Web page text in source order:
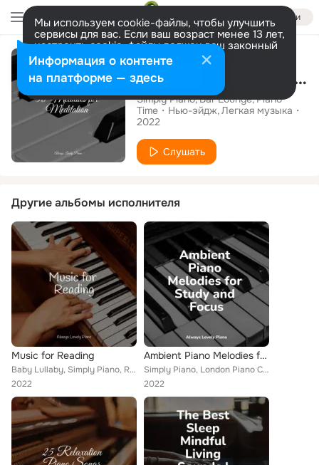
Войти
Мы используем cookie-файлы, чтобы улучшить
сервисы для вас. Если ваш возраст менее 13 лет,
настроить cookie-файлы должен ваш законный
представитель. Больше информации
Разрешить все Настроить 50 Melodies for Meditation
Simply Piano Bar Lounge Piano
Time
Нью-эйдж Легкая музыка
2022
Слушать
Другие альбомы исполнителя
Music for Reading
Baby Lullaby, Simply Piano, RPM (Relaxing Piano Music)
2022
Ambient Piano Melodies for Study and Focus
Simply Piano, London Piano Consort, Peaceful Piano
2022
Информация о контенте
на платформе — здесь